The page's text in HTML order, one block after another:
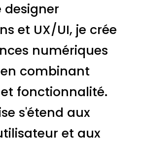
designer
et UX/UI, je crée
numériques
combinant
fonctionnalité.
s'étend aux
et aux